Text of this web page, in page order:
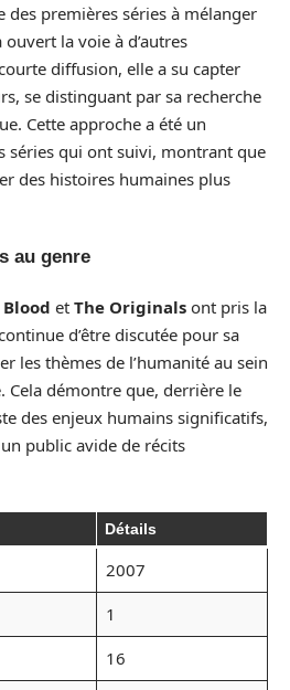
des premières séries à mélanger
la voie à d’autres
diffusion, elle a su capter
se distinguant par sa recherche
Cette approche a été un
séries qui ont suivi, montrant que
des histoires humaines plus
au genre
et The Originals ont pris la
d’être discutée pour sa
les thèmes de l’humanité au sein
Cela démontre que, derrière le
des enjeux humains significatifs,
public avide de récits
Détails
2007
1
16